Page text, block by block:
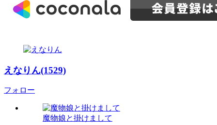
えなりん(1529)
フォロー
魔物娘と掛けまして